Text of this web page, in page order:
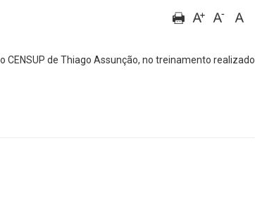
de Thiago Assunção, no treinamento realizado